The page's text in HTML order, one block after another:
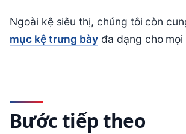
Ngoài kệ siêu thị, chúng tôi còn
mục kệ trưng bày đa dạng cho
Bước tiếp theo